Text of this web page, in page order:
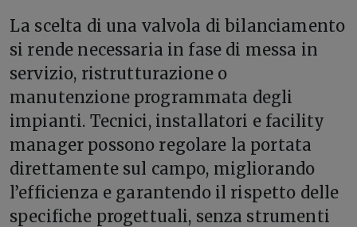
La scelta di una valvola di bilanciamento
si rende necessaria in fase di messa in
servizio, ristrutturazione o
manutenzione programmata degli
impianti. Tecnici, installatori e facility
manager possono regolare la portata
direttamente sul campo, migliorando
l’efficienza e garantendo il rispetto delle
specifiche progettuali, senza strumenti